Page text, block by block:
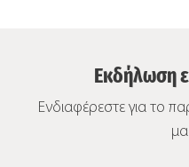
Εκδήλωση
Ενδιαφέρεστε για το